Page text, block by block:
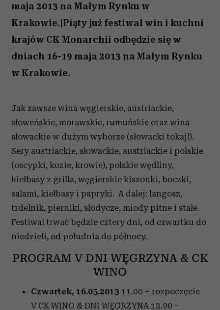
maja 2013 na Małym Rynku w
Krakowie.|Piąty już festiwal win i kuchni
krajów CK Monarchii odbędzie się w
dniach 16-19 maja 2013 na Małym Rynku
w Krakowie.
Jak zawsze wina węgierskie, austriackie,
słoweńskie, morawskie, rumuńskie oraz wina
słowackie w dużym wyborze (słowacki tokaj!).
Sery austriackie, słowackie, austriackie i polskie
(oscypki, kozie, krowie), polskie wędliny,
kiełbasy z grilla, węgierskie kiszonki, boczki,
salami, kiełbasy i papryki. A dalej: langosz,
trdelnik, pierniki, słodycze, miody pitne i stałe.
Festiwal trwać będzie cztery dni, od czwartku do
niedzieli, od południa do północy.
PROGRAM V DNI WĘGRZYNA & CK
WINO
Czwartek, 16.05.2013 11.00 – rozpoczęcie
V CK WINO & DNI WĘGRZYNA 12.00 –